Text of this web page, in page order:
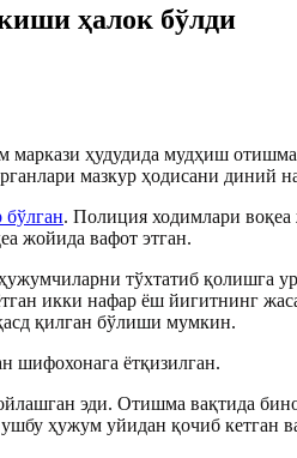
ҳалок бўлди
ҳудудида мудҳиш
мазкур ҳодисани диний
бўлган. Полиция ходимлари
жойида вафот этган.
тўхтатиб қолишга
икки нафар ёш йигитнинг
қилган бўлиши мумкин.
шифохонага ётқизилган.
эди. Отишма вақтида
ҳужум уйидан қочиб кетган